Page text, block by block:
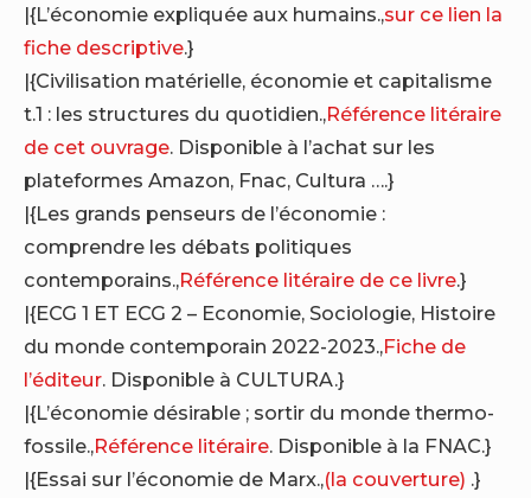
|{L’économie expliquée aux humains.,sur ce lien la
fiche descriptive.}
|{Civilisation matérielle, économie et capitalisme
t.1 : les structures du quotidien.,Référence litéraire
de cet ouvrage. Disponible à l’achat sur les
plateformes Amazon, Fnac, Cultura ….}
|{Les grands penseurs de l’économie :
comprendre les débats politiques
contemporains.,Référence litéraire de ce livre.}
|{ECG 1 ET ECG 2 – Economie, Sociologie, Histoire
du monde contemporain 2022-2023.,Fiche de
l’éditeur. Disponible à CULTURA.}
|{L’économie désirable ; sortir du monde thermo-
fossile.,Référence litéraire. Disponible à la FNAC.}
|{Essai sur l’économie de Marx.,(la couverture) .}